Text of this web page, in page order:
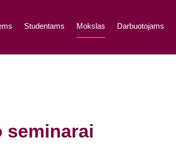
Studentams Mokslas Darbuotojams
seminarai